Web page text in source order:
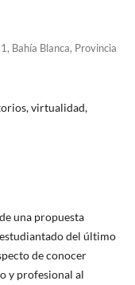
Bahía Blanca, Provincia
virtualidad,
una propuesta
del último
de conocer
y profesional al